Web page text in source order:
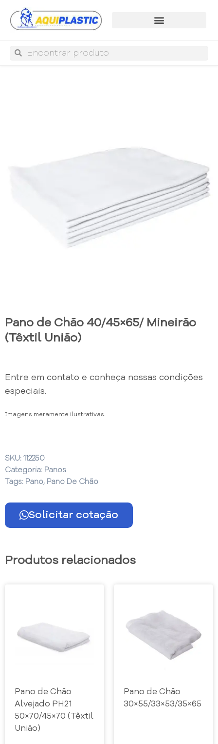
Pano de Chão 40/45×65/ Mineirão
(Têxtil União)
Entre em contato e conheça nossas condições
especiais.
Imagens meramente ilustrativas.
SKU: 112250
Categoria: Panos
Tags: Pano, Pano De Chão
Solicitar cotação
Produtos relacionados
Pano de Chão
Alvejado PH21
50×70/45×70 (Têxtil
União)
Pano de Chão
30×55/33×53/35×65